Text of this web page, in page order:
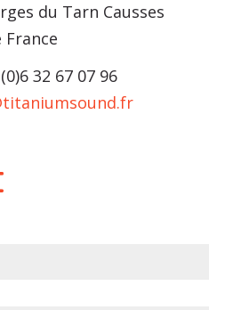
du Tarn Causses
France
32 67 07 96